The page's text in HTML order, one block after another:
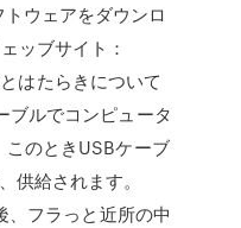
ウェアをダウンロ
ッブサイト：
はたらきについて
ブルでコンピュータ
のときUSBケーブ
供給されます。
、フラっと近所の中